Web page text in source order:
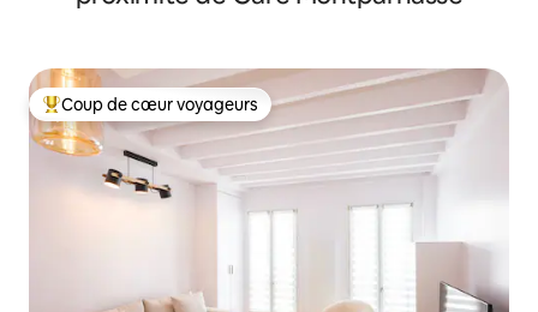
Coups de cœur voyageurs les plus appréciés
Coup de cœur voyageurs